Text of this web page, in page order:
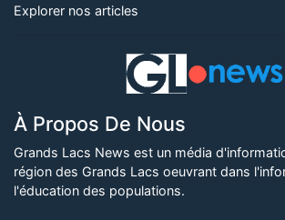
Explorer nos articles
À Propos De Nous
Grands Lacs News est un média
région des Grands Lacs oeuvrant dans
l'éducation des populations.